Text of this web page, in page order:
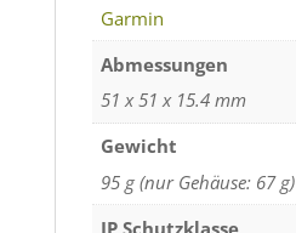
Garmin
Abmessungen
51 x 51 x 15.4 mm
Gewicht
95 g (nur Gehäuse: 67 g)
IP Schutzklasse